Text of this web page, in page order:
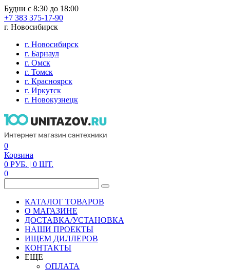
Будни с 8:30 до 18:00
+7 383 375-17-90
г. Новосибирск
г. Новосибирск
г. Барнаул
г. Омск
г. Томск
г. Красноярск
г. Иркутск
г. Новокузнецк
0
Корзина
0 РУБ. | 0 ШТ.
0
КАТАЛОГ ТОВАРОВ
О МАГАЗИНЕ
ДОСТАВКА/УСТАНОВКА
НАШИ ПРОЕКТЫ
ИЩЕМ ДИЛЛЕРОВ
КОНТАКТЫ
ЕЩЕ
ОПЛАТА